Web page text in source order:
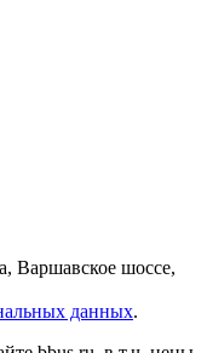
Варшавское шоссе,
данных.